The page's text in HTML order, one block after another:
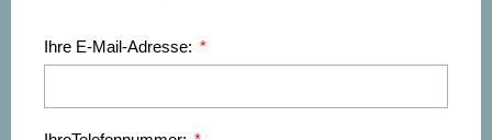
Ihre E-Mail-Adresse: